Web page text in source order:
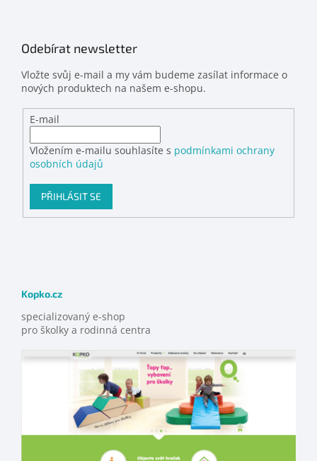
Odebírat newsletter
Vložte svůj e-mail a my vám budeme zasílat informace o
nových produktech na našem e-shopu.
E-mail
Vložením e-mailu souhlasíte s podmínkami ochrany
osobních údajů
PŘIHLÁSIT SE
Kopko.cz
specializovaný e-shop
pro školky a rodinná centra